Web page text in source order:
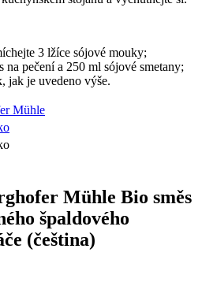
3 lžíce sójové mouky;
na pečení a 250 ml sójové smetany;
jak je uvedeno výše.
Mühle
Mühle Bio směs
špaldového
(čeština)